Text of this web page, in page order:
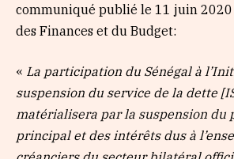
communiqué publié le 11 juin
des Finances et du Budget:
« La participation du Sénégal à
suspension du service de la dette
matérialisera par la suspension du
principal et des intérêts dus à